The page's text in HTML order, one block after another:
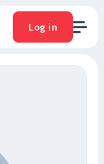
Log in